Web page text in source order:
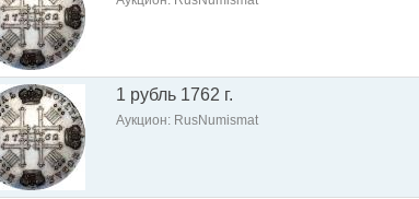
1 рубль 1762 г.
Аукцион: RusNumismat